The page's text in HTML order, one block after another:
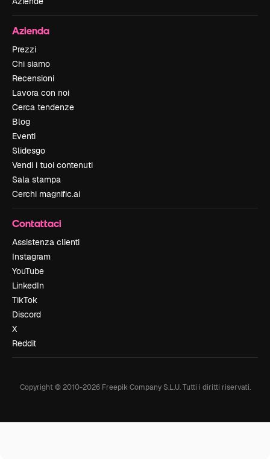
Azienda
Prezzi
Chi siamo
Recensioni
Lavora con noi
Cerca tendenze
Blog
Eventi
Slidesgo
Vendi i tuoi contenuti
Sala stampa
Cerchi magnific.ai
Contattaci
Assistenza clienti
Instagram
YouTube
LinkedIn
TikTok
Discord
X
Reddit
Copyright © 2010-2026Freepik Company S.L.U. Tutti i diritti riservati.